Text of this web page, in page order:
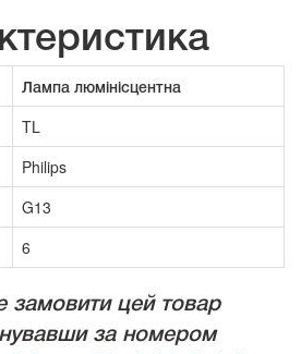
Лампа люмінісцентна
TL
Philips
G13
6
замовити цей товар
за номером